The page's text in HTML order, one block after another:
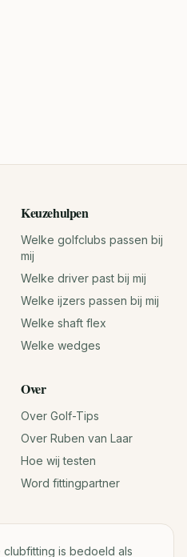
Keuzehulpen
Welke golfclubs passen bij
mij
Welke driver past bij mij
Welke ijzers passen bij mij
Welke shaft flex
Welke wedges
Over
Over Golf-Tips
Over Ruben van Laar
Hoe wij testen
Word fittingpartner
clubfitting is bedoeld als